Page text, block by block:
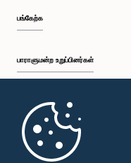
பங்கேற்க
பாராளுமன்ற உறுப்பினர்கள்
முதற்பக்கம்
பாராளுமன்ற கையடக்க செயலி